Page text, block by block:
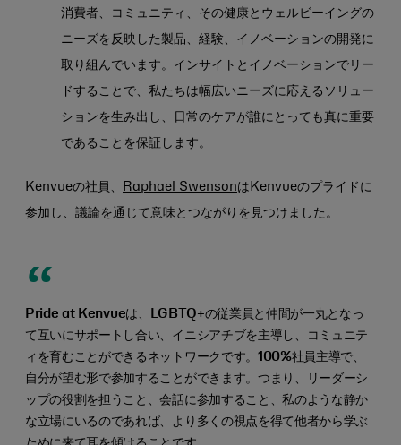
消費者、コミュニティ、その健康とウェルビーイングの
ニーズを反映した製品、経験、イノベーションの開発に
取り組んでいます。インサイトとイノベーションでリー
ドすることで、私たちは幅広いニーズに応えるソリュー
ションを生み出し、日常のケアが誰にとっても真に重要
であることを保証します。
Kenvueの社員、 Raphael SwensonはKenvueのプライドに
参加し、議論を通じて意味とつながりを見つけました。
Pride at Kenvueは、LGBTQ+の従業員と仲間が一丸となっ
て互いにサポートし合い、イニシアチブを主導し、コミュニテ
ィを育むことができるネットワークです。100%社員主導で、
自分が望む形で参加することができます。つまり、リーダーシ
ップの役割を担うこと、会話に参加すること、私のような静か
な立場にいるのであれば、より多くの視点を得て他者から学ぶ